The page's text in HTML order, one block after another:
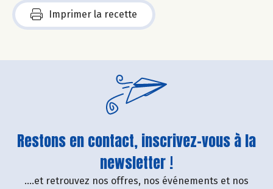
Imprimer la recette
Restons en contact, inscrivez-vous à la
newsletter !
....et retrouvez nos offres, nos événements et nos